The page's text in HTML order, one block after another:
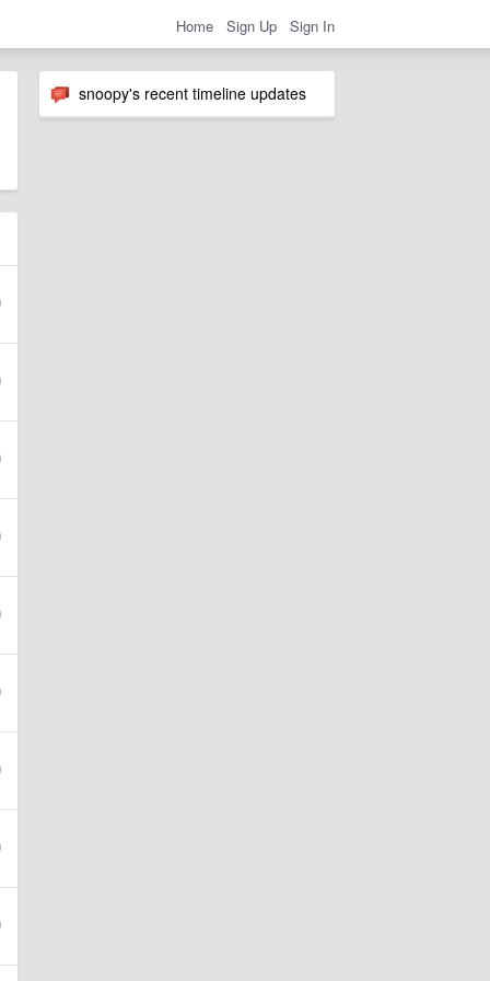
Home Sign Up Sign In
snoopy's recent timeline updates